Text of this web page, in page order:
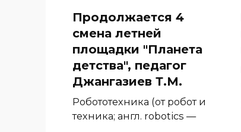
Продолжается 4
смена летней
площадки "Планета
детства", педагог
Джангазиев Т.М.
Робототехника (от робот и
техника; англ. robotics —